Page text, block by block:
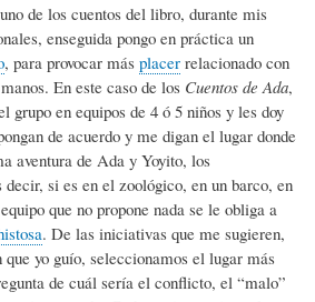
de los cuentos del libro, durante mis
enseguida pongo en práctica un
, para provocar más placer relacionado con
En este caso de los Cuentos de Ada,
grupo en equipos de 4 ó 5 niños y les doy
de acuerdo y me digan el lugar donde
aventura de Ada y Yoyito, los
si es en el zoológico, en un barco, en
que no propone nada se le obliga a
. De las iniciativas que me sugieren,
yo guío, seleccionamos el lugar más
de cuál sería el conflicto, el “malo”